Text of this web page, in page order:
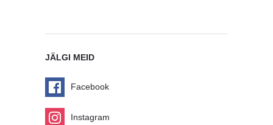
JÄLGI MEID
Facebook
Instagram